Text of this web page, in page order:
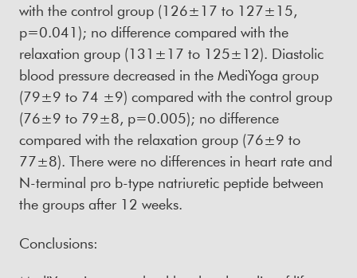
with the control group (126±17 to 127±15,
p=0.041); no difference compared with the
relaxation group (131±17 to 125±12). Diastolic
blood pressure decreased in the MediYoga group
(79±9 to 74 ±9) compared with the control group
(76±9 to 79±8, p=0.005); no difference
compared with the relaxation group (76±9 to
77±8). There were no differences in heart rate and
N-terminal pro b-type natriuretic peptide between
the groups after 12 weeks.
Conclusions: